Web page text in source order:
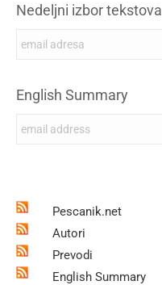
Nedeljni izbor tekstova
English Summary
Pescanik.net
Autori
Prevodi
English Summary